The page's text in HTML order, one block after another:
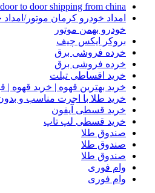
door to door shipping from china
امداد خودرو کرمان موتور/
خودرو بهمن موتور
بروکر ایکس چیف
خرده فروشی برق
خرده فروشی برق
خرید اقساطی تبلت
خرید بهترین قهوه | خرید قهوه |
خرید طلا با اجرت مناسب و
خرید قسطی آیفون
خرید قسطی لپ تاپ
صندوق طلا
صندوق طلا
صندوق طلا
وام فوری
وام فوری